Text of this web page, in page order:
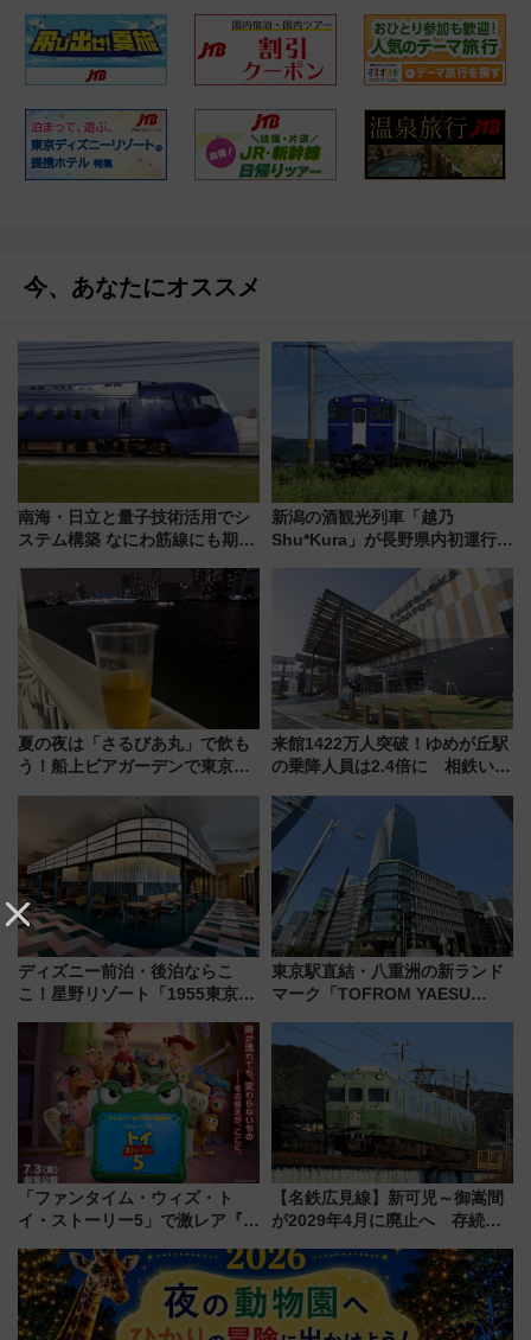
今、あなたにオススメ
南海・日立と量子技術活用でシ
ステム構築 なにわ筋線にも期待
新潟の酒観光列車「越乃
Shu*Kura」が長野県内初運行！
夏の夜は「さるびあ丸」で飲も
う！船上ビアガーデンで東京湾
杯……工場直送生ビールや島グ
ルメが美味い
来館1422万人突破！ゆめが丘駅
の乗降人員は2.4倍に 相鉄いず
年祭にそうにゃん＆DB.スター
マンが登場
ディズニー前泊・後泊ならこ
こ！星野リゾート「1955東京ベ
つの理由 無料バス＆24時間サー
ビスで混雑回避
東京駅直結・八重洲の新ランド
マーク「TOFROM YAESU
ないバスターミナル直結でスキ
マ時間が充実
「ファンタイム・ウィズ・ト
イ・ストーリー5」で激レア『ロ
デコレーションも徹底解説
【名鉄広見線】新可児～御嵩間
が2029年4月に廃止へ 存続協